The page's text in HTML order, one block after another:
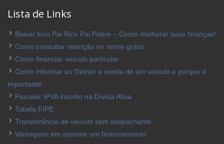
Lista de Links
Baixar livro Pai Rico Pai Pobre – Como melhorar suas finanças!
Como consultar restrição no nome grátis
Como financiar veículo particular
Como informar ao Detran a venda de um veículo e porque é
importante.
Parcelar IPVA inscrito na Dívida Ativa
Tabela FIPE
Transferência de veículo sem despachante
Vantagens em assumir um financiamento